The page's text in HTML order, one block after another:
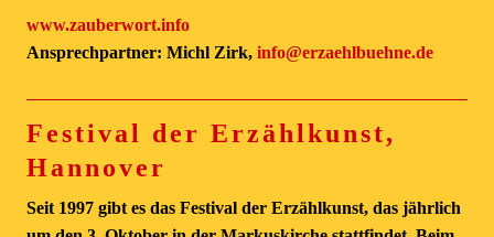
www.zauberwort.info
Ansprechpartner: Michl Zirk, info@erzaehlbuehne.de
Festival der Erzählkunst,
Hannover
Seit 1997 gibt es das Festival der Erzählkunst, das jährlich